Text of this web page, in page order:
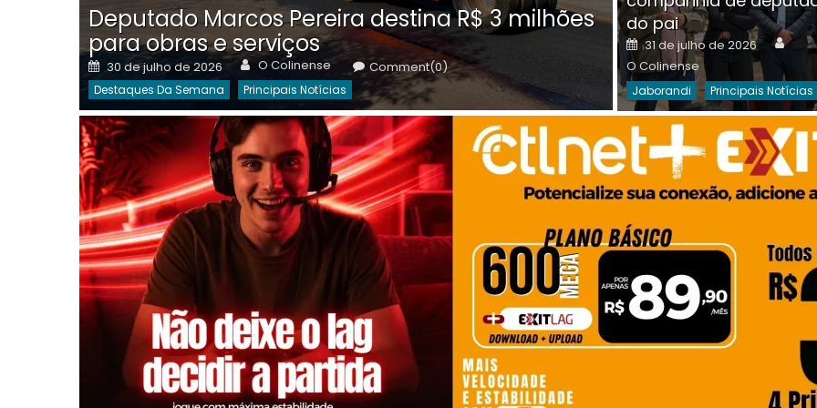
Deputado Marcos Pereira destina R$ 3 milhões
para obras e serviços
Posted
on
30 de julho de 2026 Author
O Colinense Comment(0)
Destaques Da Semana Principais Notícias
on
30 de julho de 2026 O
Destaques Da Semana
do pai
Posted
on
31 de julho de 2026
O Colinense
Jaborandi Principais Notícias